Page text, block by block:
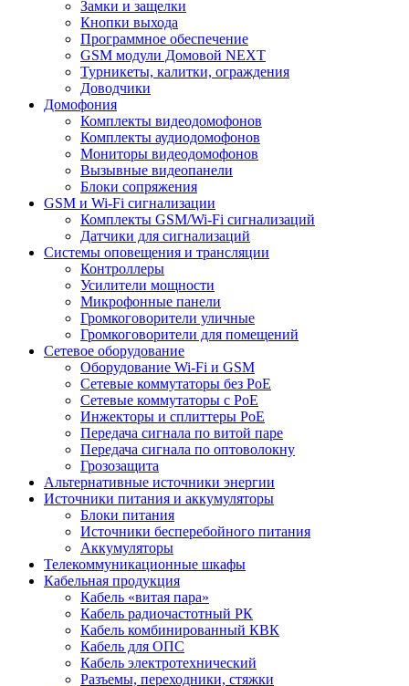
Замки и защелки
Кнопки выхода
Программное обеспечение
GSM модули Домовой NEXT
Турникеты, калитки, ограждения
Доводчики
Домофония
Комплекты видеодомофонов
Комплекты аудиодомофонов
Мониторы видеодомофонов
Вызывные видеопанели
Блоки сопряжения
GSM и Wi-Fi сигнализации
Комплекты GSM/Wi-Fi сигнализаций
Датчики для сигнализаций
Системы оповещения и трансляции
Контроллеры
Усилители мощности
Микрофонные панели
Громкоговорители уличные
Громкоговорители для помещений
Сетевое оборудование
Оборудование Wi-Fi и GSM
Сетевые коммутаторы без PoE
Сетевые коммутаторы с PoE
Инжекторы и сплиттеры PoE
Передача сигнала по витой паре
Передача сигнала по оптоволокну
Грозозащита
Альтернативные источники энергии
Источники питания и аккумуляторы
Блоки питания
Источники бесперебойного питания
Аккумуляторы
Телекоммуникационные шкафы
Кабельная продукция
Кабель «витая пара»
Кабель радиочастотный РК
Кабель комбинированный КВК
Кабель для ОПС
Кабель электротехнический
Разъемы, переходники, стяжки